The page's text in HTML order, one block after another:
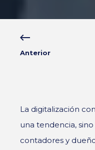
Anterior
La digitalización
una tendencia,
contadores y